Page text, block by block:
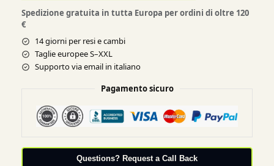
Spedizione gratuita in tutta Europa per ordini di oltre 120
€
14 giorni per resi e cambi
Taglie europee S–XXL
Supporto via email in italiano
Pagamento sicuro
Questions? Request a Call Back